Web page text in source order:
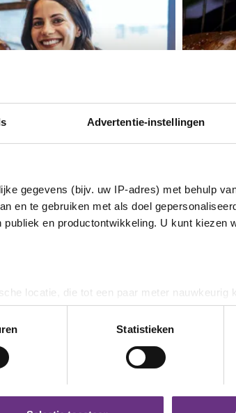
Advertentie-instellingen
gegevens (bijv. uw IP-adres) met behulp
en te gebruiken met als doel
en productontwikkeling. U kunt kiezen
locatie, die tot een paar meter nauwkeurig
scannen op specifieke eigenschappen
verwerkt en stel uw voorkeuren in het
in de Cookieverklaring.
over uw gebruik van onze site met
Statistieken
ambachtelijke
werkzaam in de ambachtelijke
hadden tot 10 juni de...
De cao
op...